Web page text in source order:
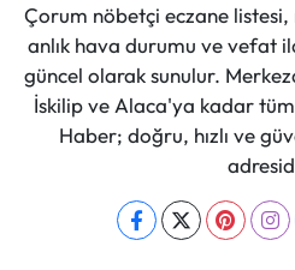
Çorum nöbetçi eczane
anlık hava durumu ve vefat
güncel olarak sunulur.
İskilip ve Alaca'ya kadar
Haber; doğru, hızlı ve